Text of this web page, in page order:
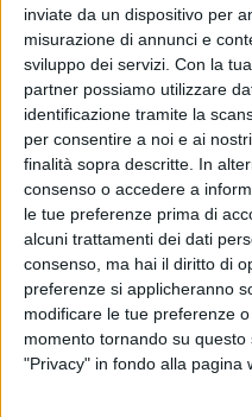
inviate da un dispositivo per
misurazione di annunci e
sviluppo dei servizi. Con la
partner possiamo utilizzare
identificazione tramite la
per consentire a noi e ai
finalità sopra descritte. In
consenso o accedere a
le tue preferenze prima di
alcuni trattamenti dei dati
consenso, ma hai il diritto di
preferenze si applicheranno
modificare le tue preferenze
momento tornando su
"Privacy" in fondo alla pagina
in cui si trova a lavorare
Annalisalo fanno questa
estratto dal side project
festa attraverso
travolgente
orchestra.
L’artista decide di
stesso e in1920 -
Bandtorna in una veste
reinventa dedicandosi
l'orchestra e per i cori,
con sonorità inedite.